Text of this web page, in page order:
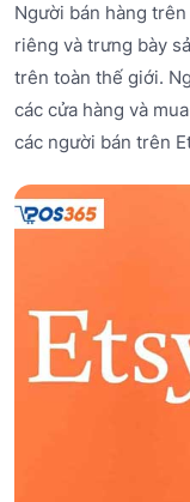
Người bán hàng
riêng và trưng bày
trên toàn thế giới.
các cửa hàng và
các người bán trên